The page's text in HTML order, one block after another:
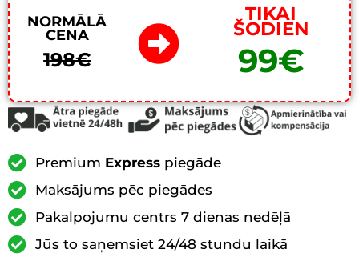
NORMĀLĀ
CENA
198€
TIKAI
ŠODIEN
99€
Premium Express piegāde
Maksājums pēc piegādes
Pakalpojumu centrs 7 dienas nedēļā
Jūs to saņemsiet 24/48 stundu laikā